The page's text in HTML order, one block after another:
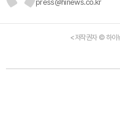
press@hinews.co.kr
<저작권자 © 하이